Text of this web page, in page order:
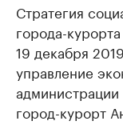
Стратегия
города-
19 декабря
управление
администрации
город-курорт